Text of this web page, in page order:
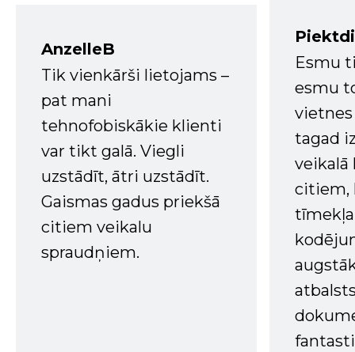
AnzelleB
Tik vienkārši lietojams –
pat mani
tehnofobiskākie klienti
var tikt galā. Viegli
uzstādīt, ātri uzstādīt.
Gaismas gadus priekšā
citiem veikalu
spraudņiem.
Esmu
esmu
tagad
veikalā
citiem,
tīmekļa